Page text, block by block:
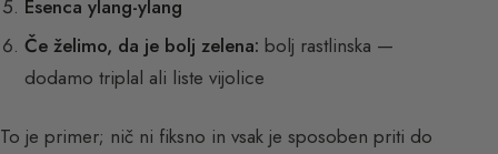
Esenca ylang-ylang
Če želimo, da je bolj zelena: bolj rastlinska —
dodamo triplal ali liste vijolice
To je primer; nič ni fiksno in vsak je sposoben priti do